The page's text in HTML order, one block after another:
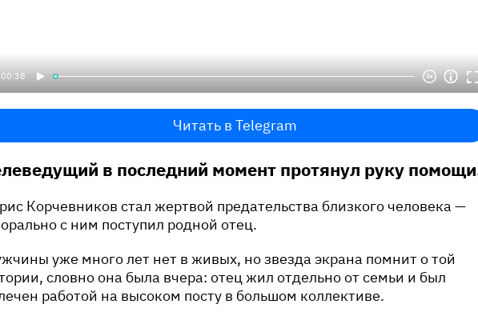
Читать в Telegram
в последний момент протянул руку
Корчевников стал жертвой предательства близкого человека —
с ним поступил родной отец.
уже много лет нет в живых, но звезда экрана помнит о той
словно она была вчера: отец жил отдельно от семьи и был
работой на высоком посту в большом коллективе.